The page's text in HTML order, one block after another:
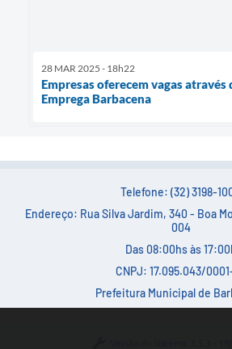
28 MAR 2025 - 18h22
Empresas oferecem vagas
Emprega Barbacena
Telefone: (32) 3198-
Endereço: Rua Silva Jardim, 340 - Boa
004
Das 08:00hs às
CNPJ: 17.095.043/
Prefeitura Municipal de